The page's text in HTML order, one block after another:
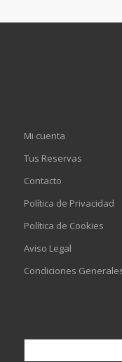
Mi cuenta
Tus Reservas
Contacto
Política de Privacidad
Política de Cookies
Aviso Legal
Condiciones